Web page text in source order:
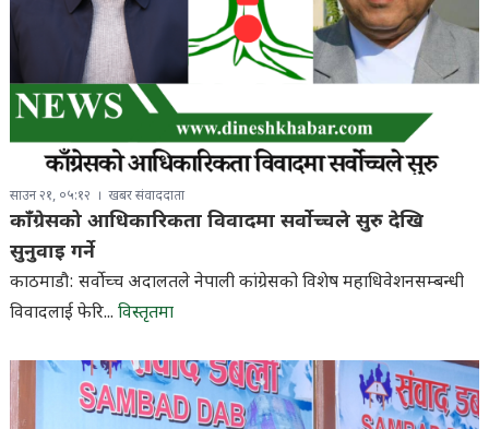
साउन २१, ०५:१२ खबर संवाददाता
काँग्रेसको आधिकारिकता विवादमा सर्वोच्चले सुरु देखि
सुनुवाइ गर्ने
काठमाडौ: सर्वोच्च अदालतले नेपाली कांग्रेसको विशेष महाधिवेशनसम्बन्धी
विवादलाई फेरि... विस्तृतमा